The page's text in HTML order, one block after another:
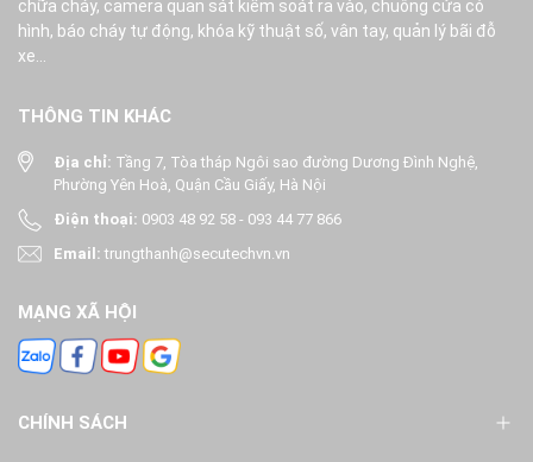
chữa cháy, camera quan sát kiểm soát ra vào, chuông cửa có
hình, báo cháy tự động, khóa kỹ thuật số, vân tay, quản lý bãi đỗ
xe...
THÔNG TIN KHÁC
Địa chỉ: Tầng 7, Tòa tháp Ngôi sao đường Dương Đình Nghệ,
Phường Yên Hoà, Quận Cầu Giấy, Hà Nội
Điện thoại: 0903 48 92 58 - 093 44 77 866
Email:trungthanh@secutechvn.vn
MẠNG XÃ HỘI
CHÍNH SÁCH